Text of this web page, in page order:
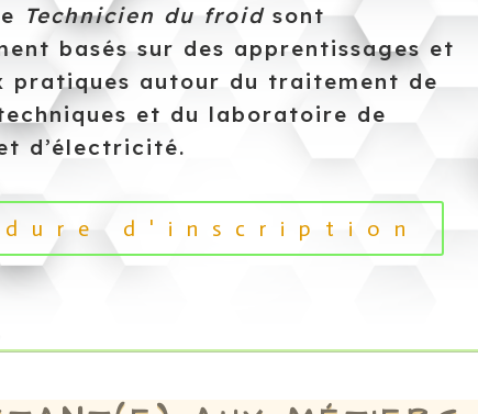
Technicien du froidsont
basés sur des apprentissages et
pratiques autour du traitement de
et du laboratoire de
d’électricité.
d'inscription